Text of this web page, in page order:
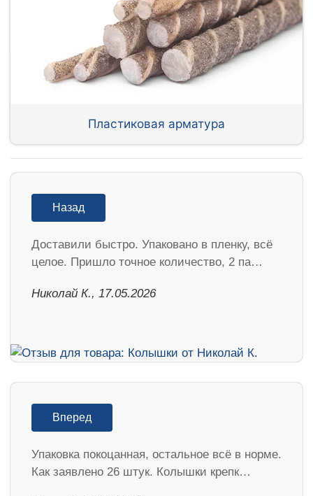
Пластиковая арматура
Назад
Доставили быстро. Упаковано в пленку, всё
целое. Пришло точное количество, 2 па…
Николай К., 17.05.2026
Вперед
Упаковка покоцанная, остальное всё в норме.
Как заявлено 26 штук. Колышки крепк…